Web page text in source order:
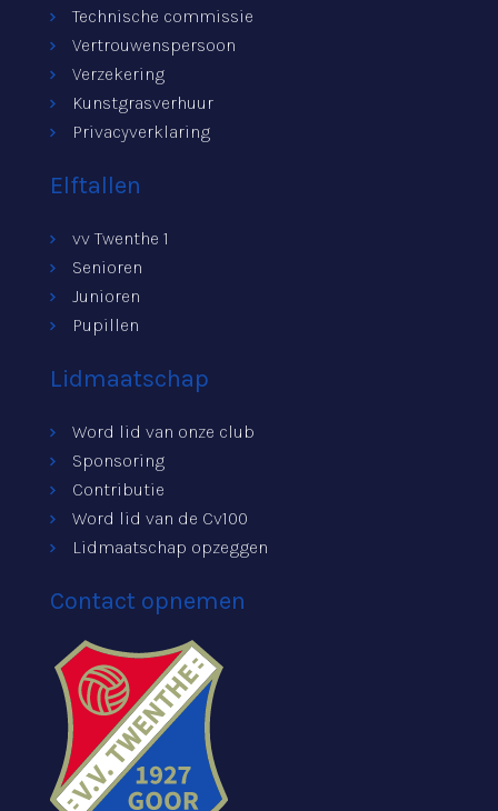
Technische commissie
Vertrouwenspersoon
Verzekering
Kunstgrasverhuur
Privacyverklaring
Elftallen
vv Twenthe 1
Senioren
Junioren
Pupillen
Lidmaatschap
Word lid van onze club
Sponsoring
Contributie
Word lid van de Cv100
Lidmaatschap opzeggen
Contact opnemen